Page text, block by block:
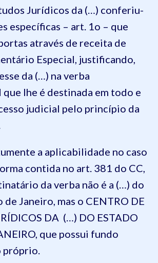
Jurídicos da (…) conferiu-
específicas – art. 1o – que
através de receita de
Especial, justificando,
da (…) na verba
que lhe é destinada em todo e
judicial pelo princípio da
a aplicabilidade no caso
contida no art. 381 do CC,
da verba não é a (…) do
de Janeiro, mas o CENTRO DE
DA (…) DO ESTADO
que possui fundo